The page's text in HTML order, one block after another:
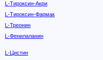
L-Тироксин-Акри
L-Тироксин-Фармак
L-Треонин
L-Фенилаланин
L-Цистин